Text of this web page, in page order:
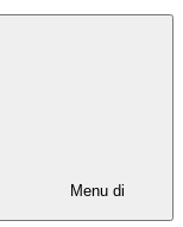
Menu di